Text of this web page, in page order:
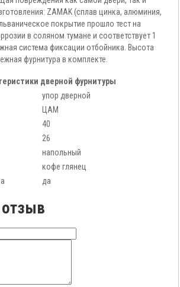
ZAMAK (сплав цинка, алюминия,
покрытие прошло тест на
в соляном тумане и соответствует 1
система фиксации отбойника. Высота
фурнитура в комплекте.
дверной фурнитуры
упор дверной
ЦАМ
40
26
напольный
кофе глянец
да
отзыв